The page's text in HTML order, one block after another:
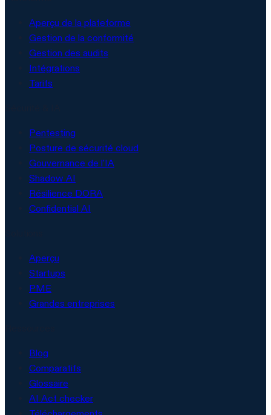
Aperçu de la plateforme
Gestion de la conformité
Gestion des audits
Intégrations
Tarifs
Pentesting
Posture de sécurité cloud
Gouvernance de l'IA
Shadow AI
Résilience DORA
Confidential AI
Aperçu
Startups
PME
Grandes entreprises
Blog
Comparatifs
Glossaire
AI Act checker